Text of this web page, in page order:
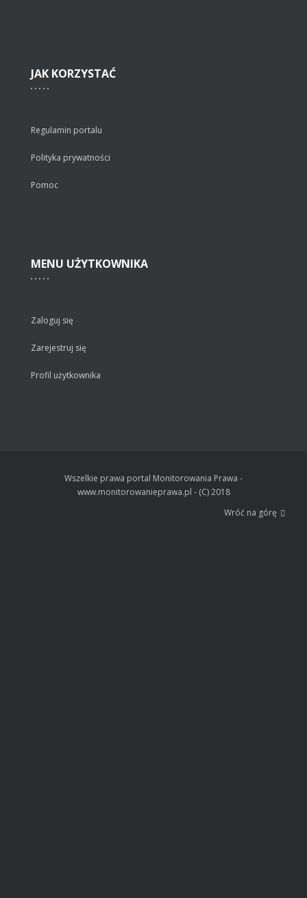
JAK KORZYSTAĆ
Regulamin portalu
Polityka prywatności
Pomoc
MENU UŻYTKOWNIKA
Zaloguj się
Zarejestruj się
Profil użytkownika
Wszelkie prawa portal Monitorowania Prawa -
www.monitorowanieprawa.pl - (C) 2018
Wróć na górę